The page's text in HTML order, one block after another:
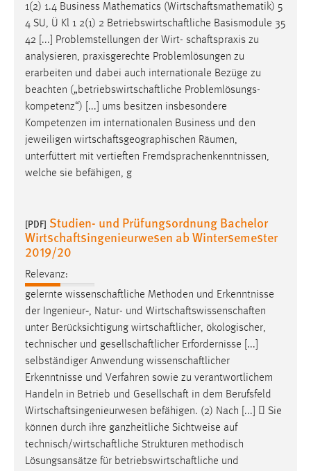
1(2) 1.4 Business Mathematics (Wirtschaftsmathematik) 5
4 SU, Ü Kl 1 2(1) 2 Betriebswirtschaftliche Basismodule 35
42 [...] Problemstellungen der Wirt- schaftspraxis zu
analysieren, praxisgerechte Problemlösungen zu
erarbeiten und dabei auch internationale Bezüge zu
beachten („betriebswirtschaftliche Problemlösungs-
kompetenz“) [...] ums besitzen insbesondere
Kompetenzen im internationalen Business und den
jeweiligen wirtschaftsgeographischen Räumen,
unterfüttert mit vertieften Fremdsprachenkenntnissen,
welche sie befähigen, g
[PDF] Studien- und Prüfungsordnung Bachelor
Wirtschaftsingenieurwesen ab Wintersemester
2019/20
Relevanz:
gelernte wissenschaftliche Methoden und Erkenntnisse
der Ingenieur‐, Natur- und Wirtschaftswissenschaften
unter Berücksichtigung wirtschaftlicher, ökologischer,
technischer und gesellschaftlicher Erfordernisse [...]
selbständiger Anwendung wissenschaftlicher
Erkenntnisse und Verfahren sowie zu verantwortlichem
Handeln in Betrieb und Gesellschaft in dem Berufsfeld
Wirtschaftsingenieurwesen befähigen. (2) Nach [...]  Sie
können durch ihre ganzheitliche Sichtweise auf
technisch/wirtschaftliche Strukturen methodisch
Lösungsansätze für betriebswirtschaftliche und
Conversion-Tracking
Cookie Laufzeit:
3 Monate
Facebook Pixel
Name:
_fbp
Anbieter:
Facebook
Conversion-Tracking
Cookie Laufzeit:
3 Monate
EXTERNE MEDIEN
Um Inhalte von Videoplattformen und Social Media
Plattformen anzeigen zu können, werden von diesen
externen Medien Cookies gesetzt.
YouTube
Vimeo